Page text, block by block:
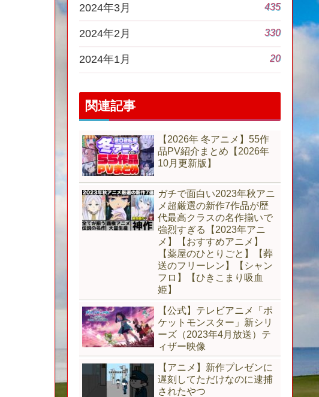
2024年3月 435
2024年2月 330
2024年1月 20
関連記事
【2026年 冬アニメ】55作
品PV紹介まとめ【2026年
10月更新版】
ガチで面白い2023年秋アニ
メ超厳選の新作7作品が歴
代最高クラスの名作揃いで
強烈すぎる【2023年アニ
メ】【おすすめアニメ】
【薬屋のひとりごと】【葬
送のフリーレン】【シャン
フロ】【ひきこまり吸血
姫】
【公式】テレビアニメ「ポ
ケットモンスター」新シリ
ーズ（2023年4月放送）テ
ィザー映像
【アニメ】新作プレゼンに
遅刻してただけなのに逮捕
されたやつ